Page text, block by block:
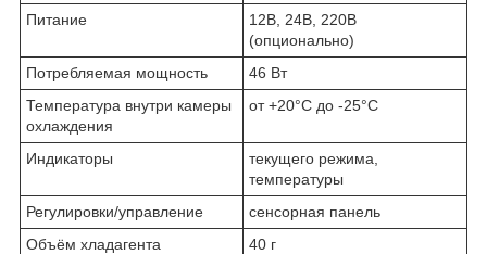
Питание
12В, 24В, 220В
(опционально)
Потребляемая мощность
46 Вт
Температура внутри камеры
охлаждения
от +20°С до -25°С
Индикаторы
текущего режима,
температуры
Регулировки/управление
сенсорная панель
Объём хладагента
40 г